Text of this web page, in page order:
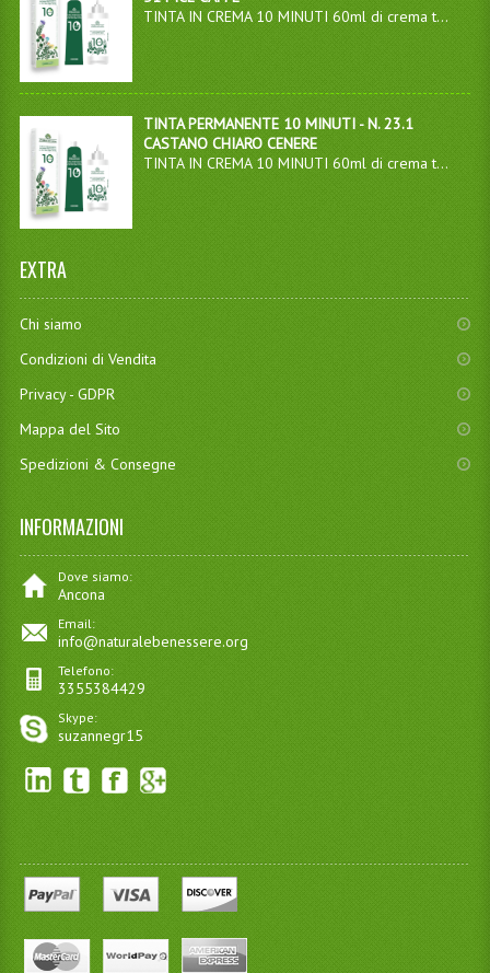
TINTA IN CREMA 10 MINUTI 60ml di crema t...
TINTA PERMANENTE 10 MINUTI - N. 23.1
CASTANO CHIARO CENERE
TINTA IN CREMA 10 MINUTI 60ml di crema t...
EXTRA
Chi siamo
Condizioni di Vendita
Privacy - GDPR
Mappa del Sito
Spedizioni & Consegne
INFORMAZIONI
Dove siamo:
Ancona
Email:
info@naturalebenessere.org
Telefono:
3355384429
Skype:
suzannegr15